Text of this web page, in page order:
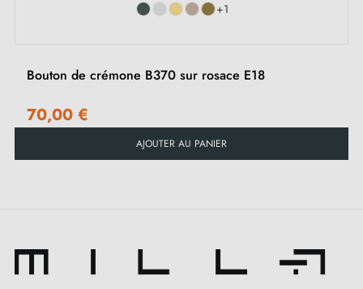
+1
Bouton de crémone B370 sur rosace E18
70,00 €
AJOUTER AU PANIER